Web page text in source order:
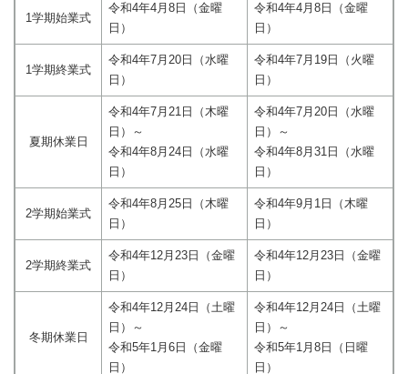
1学期始業式
令和4年4月8日（金曜
日）
令和4年4月8日（金曜
日）
1学期終業式
令和4年7月20日（水曜
日）
令和4年7月19日（火曜
日）
夏期休業日
令和4年7月21日（木曜
日）～
令和4年8月24日（水曜
日）
令和4年7月20日（水曜
日）～
令和4年8月31日（水曜
日）
2学期始業式
令和4年8月25日（木曜
日）
令和4年9月1日（木曜
日）
2学期終業式
令和4年12月23日（金曜
日）
令和4年12月23日（金曜
日）
冬期休業日
令和4年12月24日（土曜
日）～
令和5年1月6日（金曜
日）
令和4年12月24日（土曜
日）～
令和5年1月8日（日曜
日）